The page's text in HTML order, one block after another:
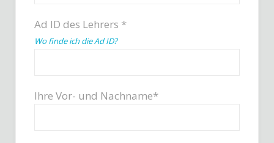
Ad ID des Lehrers *
Wo finde ich die Ad ID?
Ihre Vor- und Nachname*